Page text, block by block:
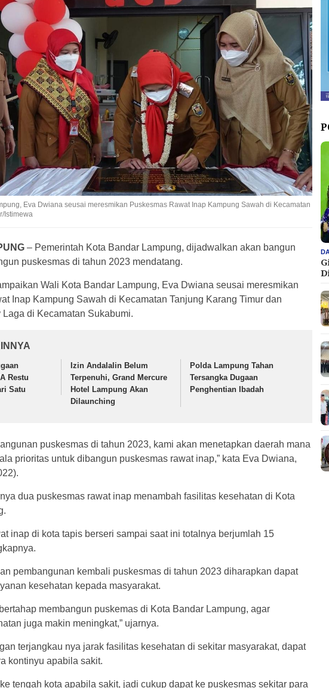
Eva Dwiana seusai meresmikan Puskesmas Rawat Inap Kampung Sawah di Kecamatan
Istimewa
– Pemerintah Kota Bandar Lampung, dijadwalkan akan bangun
puskesmas di tahun 2023 mendatang.
Wali Kota Bandar Lampung, Eva Dwiana seusai meresmikan
Inap Kampung Sawah di Kecamatan Tanjung Karang Timur dan
Laga di Kecamatan Sukabumi.
Restu
Satu
Izin Andalalin Belum
Terpenuhi, Grand Mercure
Hotel Lampung Akan
Dilaunching
Polda Lampung Tahan
Tersangka Dugaan
Penghentian Ibadah
puskesmas di tahun 2023, kami akan menetapkan daerah mana
prioritas untuk dibangun puskesmas rawat inap,” kata Eva Dwiana,
dua puskesmas rawat inap menambah fasilitas kesehatan di Kota
inap di kota tapis berseri sampai saat ini totalnya berjumlah 15
pembangunan kembali puskesmas di tahun 2023 diharapkan dapat
kesehatan kepada masyarakat.
membangun puskemas di Kota Bandar Lampung, agar
juga makin meningkat,” ujarnya.
terjangkau nya jarak fasilitas kesehatan di sekitar masyarakat, dapat
kontinyu apabila sakit.
tengah kota apabila sakit, jadi cukup dapat ke puskesmas sekitar para